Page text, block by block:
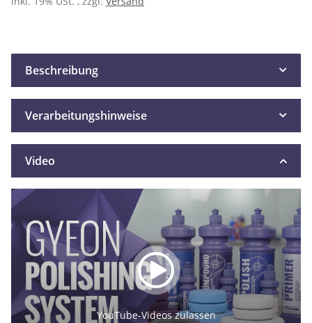
Beschreibung
Verarbeitungshinweise
Video
YouTube-Videos zulassen